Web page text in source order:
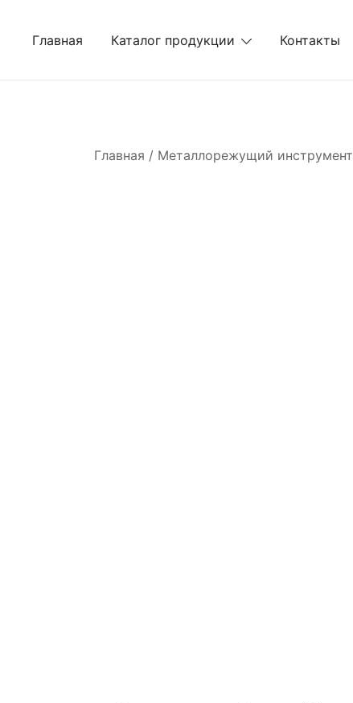
Главная Каталог продукции Контакты
Главная / Металлорежущий инструмент